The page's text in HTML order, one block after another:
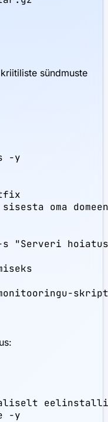
sündmuste
-y
oma domeen
"Serveri hoiatus"
-y